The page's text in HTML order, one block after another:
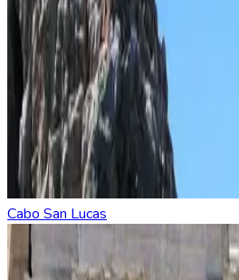
Cabo San Lucas